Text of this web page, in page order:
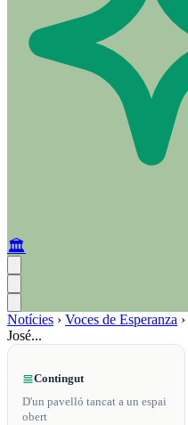
🏛️
Notícies › Voces de Esperanza ›
José...
Contingut
D'un pavelló tancat a un espai
obert